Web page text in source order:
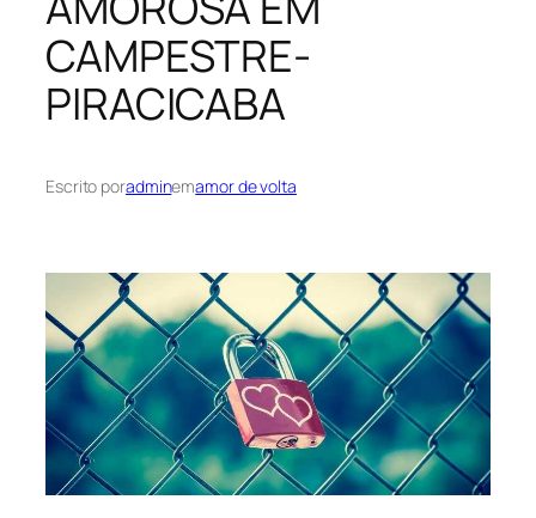
CAMPESTRE-
PIRACICABA
Escrito poradminemamor de volta